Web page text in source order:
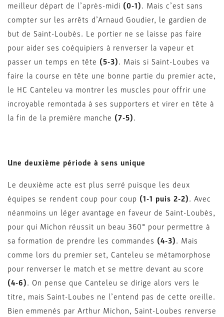
meilleur départ de l’après-midi (0-1). Mais c’est sans
compter sur les arrêts d’Arnaud Goudier, le gardien de
but de Saint-Loubès. Le portier ne se laisse pas faire
pour aider ses coéquipiers à renverser la vapeur et
passer un temps en tête (5-3). Mais si Saint-Loubes va
faire la course en tête une bonne partie du premier acte,
le HC Canteleu va montrer les muscles pour offrir une
incroyable remontada à ses supporters et virer en tête à
la fin de la première manche (7-5).
Une deuxième période à sens unique
Le deuxième acte est plus serré puisque les deux
équipes se rendent coup pour coup (1-1 puis 2-2). Avec
néanmoins un léger avantage en faveur de Saint-Loubès,
pour qui Michon réussit un beau 360° pour permettre à
sa formation de prendre les commandes (4-3). Mais
comme lors du premier set, Canteleu se métamorphose
pour renverser le match et se mettre devant au score
(4-6). On pense que Canteleu se dirige alors vers le
titre, mais Saint-Loubes ne l’entend pas de cette oreille.
Bien emmenés par Arthur Michon, Saint-Loubes renverse